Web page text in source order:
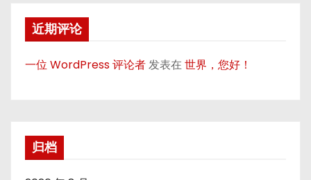
近期评论
一位 WordPress 评论者发表在世界，您好！
归档